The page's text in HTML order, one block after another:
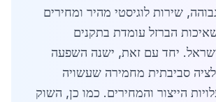
שירות לוגיסטי מהיר ומחירים
הברזל עומדת בתקנים
יחד עם זאת, ישנה השפעה
סביבתית מחמירה שעשויה
הייצור והמחירים. כמו כן, השוק